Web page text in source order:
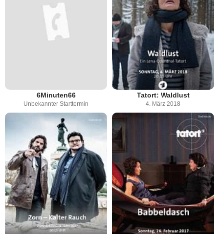
6Minuten66
Unbekannter Starttermin
Tatort: Waldlust
4. März 2018